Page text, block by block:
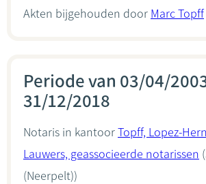
Akten bijgehouden door Marc Topff
Periode van 03/04/
31/12/2018
Notaris in kantoorTopff, Lopez-
Lauwers, geassocieerde notarissen
(Neerpelt))